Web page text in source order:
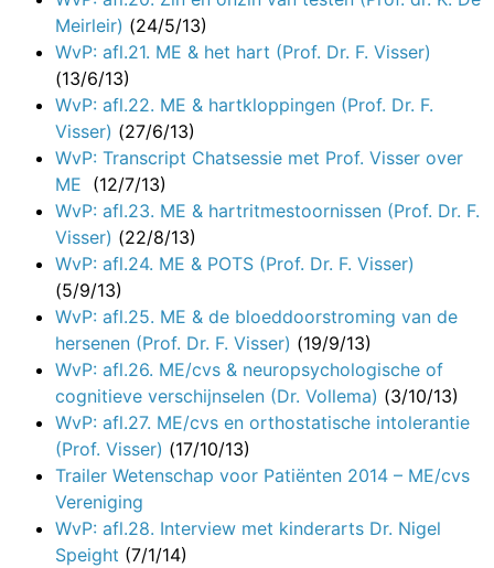
Meirleir) (24/5/13)
WvP: afl.21. ME & het hart (Prof. Dr. F. Visser)
(13/6/13)
WvP: afl.22. ME & hartkloppingen (Prof. Dr. F.
Visser) (27/6/13)
WvP: Transcript Chatsessie met Prof. Visser over
ME (12/7/13)
WvP: afl.23. ME & hartritmestoornissen (Prof. Dr. F.
Visser) (22/8/13)
WvP: afl.24. ME & POTS (Prof. Dr. F. Visser)
(5/9/13)
WvP: afl.25. ME & de bloeddoorstroming van de
hersenen (Prof. Dr. F. Visser) (19/9/13)
WvP: afl.26. ME/cvs & neuropsychologische of
cognitieve verschijnselen (Dr. Vollema) (3/10/13)
WvP: afl.27. ME/cvs en orthostatische intolerantie
(Prof. Visser) (17/10/13)
Trailer Wetenschap voor Patiënten 2014 – ME/cvs
Vereniging
WvP: afl.28. Interview met kinderarts Dr. Nigel
Speight (7/1/14)